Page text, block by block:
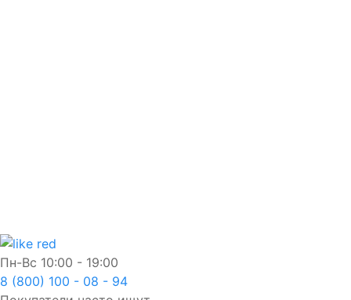
Пн-Вс 10:00 - 19:00
8 (800) 100 - 08 - 94